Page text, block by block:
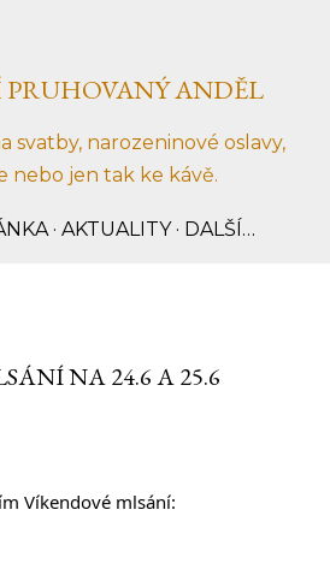
ANDĚL
svatby, narozeninové oslavy,
nebo jen tak ke kávě.
AKTUALITY DALŠÍ…
NA 24.6 A 25.6
Víkendové mlsání: